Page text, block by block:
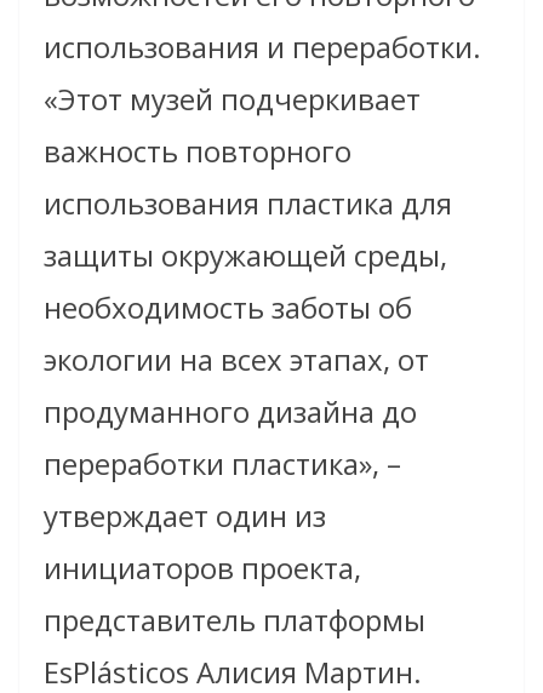
использования и переработки.
«Этот музей подчеркивает
важность повторного
использования пластика для
защиты окружающей среды,
необходимость заботы об
экологии на всех этапах, от
продуманного дизайна до
переработки пластика», –
утверждает один из
инициаторов проекта,
представитель платформы
EsPlásticos Алисия Мартин.